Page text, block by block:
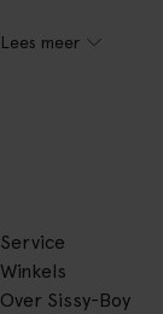
Lees meer
Service
Winkels
Over Sissy-Boy